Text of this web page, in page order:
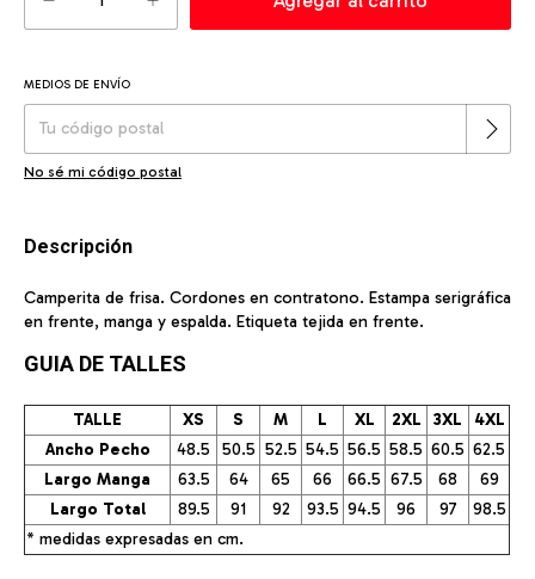
Entregas para el CP:
MEDIOS DE ENVÍO
No sé mi código postal
Descripción
Camperita de frisa. Cordones en contratono. Estampa serigráfica
en frente, manga y espalda. Etiqueta tejida en frente.
GUIA DE TALLES
TALLE XS S M L XL 2XL 3XL
4XL
Ancho Pecho
48.5 50.5 52.5 54.5 56.5 58.5 60.5 62.5
Largo Manga
63.5 64 65 66 66.5 67.5 68
69
Largo Total
89.5 91 92 93.5 94.5 96 97
98.5
* medidas expresadas en cm.